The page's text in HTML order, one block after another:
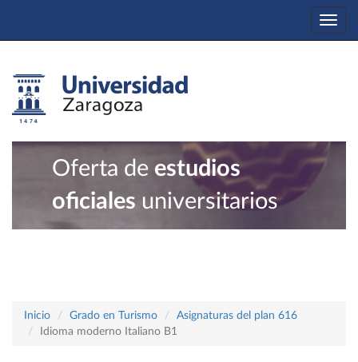
Oferta de estudios
oficiales universitarios
Inicio Grado en Turismo
Asignaturas del plan 616
Idioma moderno Italiano B1